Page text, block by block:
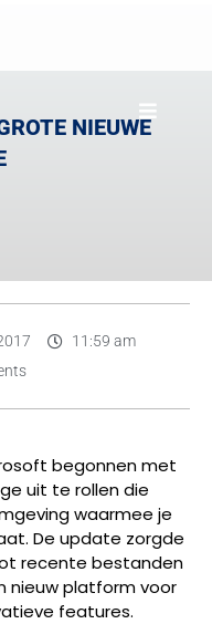
NIEUWE
11:59 am
begonnen met
uit te rollen die
waarmee je
De update zorgde
recente bestanden
nieuw platform voor
features.